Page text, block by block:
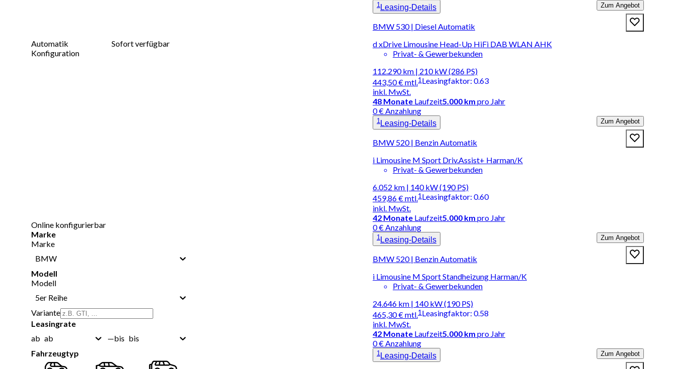
Automatik
Sofort verfügbar
Konfiguration
Online konfigurierbar
Marke
Marke
BMW
Modell
Modell
5er Reihe
Variante
Leasingrate
ab ab —bis bis
Fahrzeugtyp
1 Leasing-Details Zum Angebot
BMW 530 | Diesel Automatik
d xDrive Limousine Head-Up HiFi DAB WLAN AHK
Privat- & Gewerbekunden
112.290 km | 210 kW (286 PS)
443,50 €mtl.1
inkl. MwSt.
Leasingfaktor: 0.63
48 Monate Laufzeit5.000 km pro Jahr
0 € Anzahlung
1 Leasing-Details Zum Angebot
BMW 520 | Benzin Automatik
i Limousine M Sport Driv.Assist+ Harman/K
Privat- & Gewerbekunden
6.052 km | 140 kW (190 PS)
459,86 €mtl.1
inkl. MwSt.
Leasingfaktor: 0.60
42 Monate Laufzeit5.000 km pro Jahr
0 € Anzahlung
1 Leasing-Details Zum Angebot
BMW 520 | Benzin Automatik
i Limousine M Sport Standheizung Harman/K
Privat- & Gewerbekunden
24.646 km | 140 kW (190 PS)
465,30 €mtl.1
inkl. MwSt.
Leasingfaktor: 0.58
42 Monate Laufzeit5.000 km pro Jahr
0 € Anzahlung
1 Leasing-Details Zum Angebot